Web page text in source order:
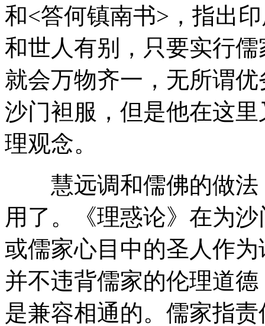
和<答何镇南书>，指出
和世人有别，只要实行
就会万物齐一，无所谓
沙门袒服，但是他在这
理观念。
慧远调和儒佛的做法
用了。《理惑论》在为
或儒家心目中的圣人作
并不违背儒家的伦理道
是兼容相通的。儒家指